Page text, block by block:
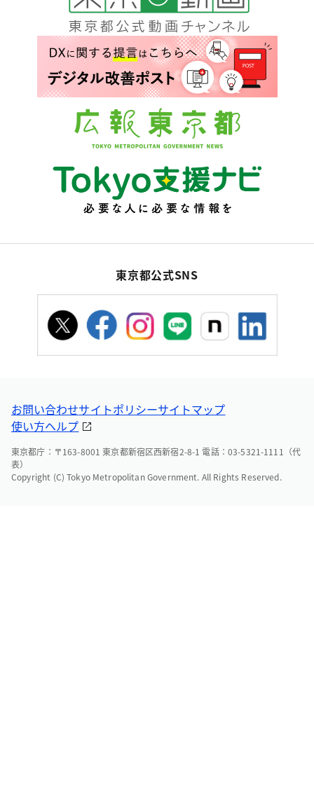
東京都公式SNS
お問い合わせサイトポリシーサイトマップ
使い方ヘルプ
東京都庁：〒163-8001 東京都新宿区西新宿2-8-1 電話：03-5321-1111（代
表）
Copyright (C) Tokyo Metropolitan Government. All Rights Reserved.